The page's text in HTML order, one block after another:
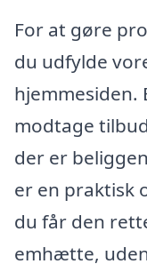
For at gøre
du udfylde
hjemmesiden.
modtage
der er
er en praktisk
du får den
emhætte,